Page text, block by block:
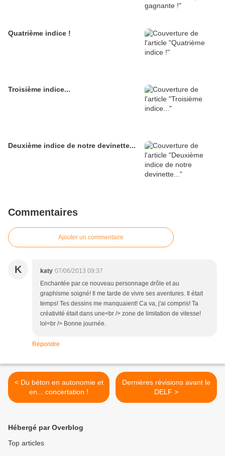
Quatrième indice !
Troisième indice...
Deuxième indice de notre devinette...
Commentaires
Ajouter un commentaire
K katy 07/06/2013 09:37
Enchantée par ce nouveau personnage drôle et au
graphisme soigné! Il me tarde de vivre ses aventures. Il était
temps! Tes dessins me manquaient! Ca va, j'ai compris! Ta
créativité était dans une<br /> zone de limitation de vitesse!
lol<br /> Bonne journée.
Répondre
< Du béton en autonomie et
en... concertation !
Dernières révisions avant le
DELF >
Hébergé par Overblog
Top articles